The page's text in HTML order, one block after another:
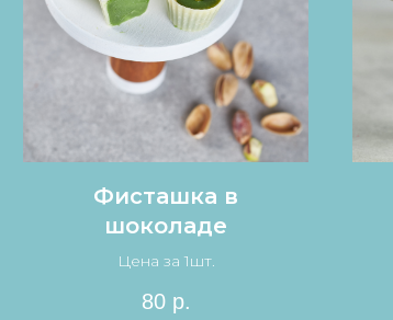
Фисташка в
шоколаде
Цена за 1шт.
80 р.